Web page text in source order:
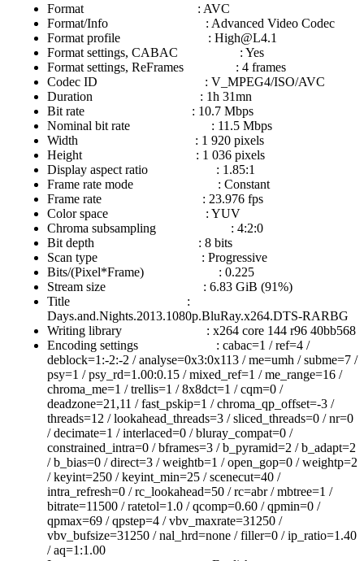
Format : AVC
Format/Info : Advanced Video Codec
Format profile : High@L4.1
Format settings, CABAC : Yes
Format settings, ReFrames : 4 frames
Codec ID : V_MPEG4/ISO/AVC
Duration : 1h 31mn
Bit rate : 10.7 Mbps
Nominal bit rate : 11.5 Mbps
Width : 1 920 pixels
Height : 1 036 pixels
Display aspect ratio : 1.85:1
Frame rate mode : Constant
Frame rate : 23.976 fps
Color space : YUV
Chroma subsampling : 4:2:0
Bit depth : 8 bits
Scan type : Progressive
Bits/(Pixel*Frame) : 0.225
Stream size : 6.83 GiB (91%)
Title :
Days.and.Nights.2013.1080p.BluRay.x264.DTS-RARBG
Writing library : x264 core 144 r96 40bb568
Encoding settings : cabac=1 / ref=4 /
deblock=1:-2:-2 / analyse=0x3:0x113 / me=umh / subme=7 /
psy=1 / psy_rd=1.00:0.15 / mixed_ref=1 / me_range=16 /
chroma_me=1 / trellis=1 / 8x8dct=1 / cqm=0 /
deadzone=21,11 / fast_pskip=1 / chroma_qp_offset=-3 /
threads=12 / lookahead_threads=3 / sliced_threads=0 / nr=0
/ decimate=1 / interlaced=0 / bluray_compat=0 /
constrained_intra=0 / bframes=3 / b_pyramid=2 / b_adapt=2
/ b_bias=0 / direct=3 / weightb=1 / open_gop=0 / weightp=2
/ keyint=250 / keyint_min=25 / scenecut=40 /
intra_refresh=0 / rc_lookahead=50 / rc=abr / mbtree=1 /
bitrate=11500 / ratetol=1.0 / qcomp=0.60 / qpmin=0 /
qpmax=69 / qpstep=4 / vbv_maxrate=31250 /
vbv_bufsize=31250 / nal_hrd=none / filler=0 / ip_ratio=1.40
/ aq=1:1.00